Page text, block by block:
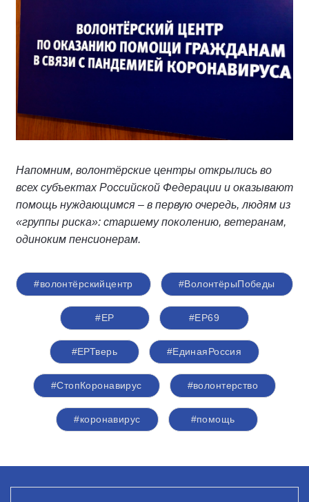
Напомним, волонтёрские центры открылись во
всех субъектах Российской Федерации и оказывают
помощь нуждающимся – в первую очередь, людям из
«группы риска»: старшему поколению, ветеранам,
одиноким пенсионерам.
#волонтёрскийцентр #ВолонтёрыПобеды
#ЕР #ЕР69
#ЕРТверь #ЕдинаяРоссия
#СтопКоронавирус #волонтерство
#коронавирус #помощь